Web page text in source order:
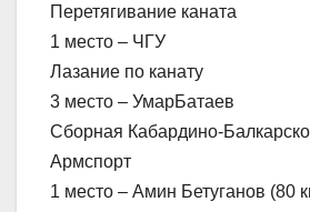
Перетягивание каната
1 место – ЧГУ
Лазание по канату
3 место – УмарБатаев
Сборная Кабардино-
Армспорт
1 место – Амин Бетуганов (80